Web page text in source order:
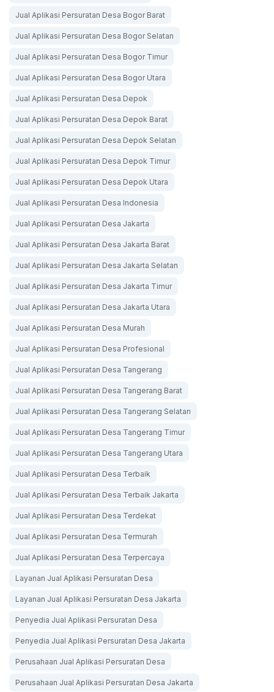
Jual Aplikasi Persuratan Desa Bogor Barat
Jual Aplikasi Persuratan Desa Bogor Selatan
Jual Aplikasi Persuratan Desa Bogor Timur
Jual Aplikasi Persuratan Desa Bogor Utara
Jual Aplikasi Persuratan Desa Depok
Jual Aplikasi Persuratan Desa Depok Barat
Jual Aplikasi Persuratan Desa Depok Selatan
Jual Aplikasi Persuratan Desa Depok Timur
Jual Aplikasi Persuratan Desa Depok Utara
Jual Aplikasi Persuratan Desa Indonesia
Jual Aplikasi Persuratan Desa Jakarta
Jual Aplikasi Persuratan Desa Jakarta Barat
Jual Aplikasi Persuratan Desa Jakarta Selatan
Jual Aplikasi Persuratan Desa Jakarta Timur
Jual Aplikasi Persuratan Desa Jakarta Utara
Jual Aplikasi Persuratan Desa Murah
Jual Aplikasi Persuratan Desa Profesional
Jual Aplikasi Persuratan Desa Tangerang
Jual Aplikasi Persuratan Desa Tangerang Barat
Jual Aplikasi Persuratan Desa Tangerang Selatan
Jual Aplikasi Persuratan Desa Tangerang Timur
Jual Aplikasi Persuratan Desa Tangerang Utara
Jual Aplikasi Persuratan Desa Terbaik
Jual Aplikasi Persuratan Desa Terbaik Jakarta
Jual Aplikasi Persuratan Desa Terdekat
Jual Aplikasi Persuratan Desa Termurah
Jual Aplikasi Persuratan Desa Terpercaya
Layanan Jual Aplikasi Persuratan Desa
Layanan Jual Aplikasi Persuratan Desa Jakarta
Penyedia Jual Aplikasi Persuratan Desa
Penyedia Jual Aplikasi Persuratan Desa Jakarta
Perusahaan Jual Aplikasi Persuratan Desa
Perusahaan Jual Aplikasi Persuratan Desa Jakarta